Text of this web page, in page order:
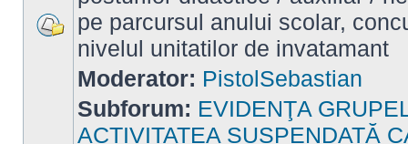
sunt
necitite
pe parcursul anului scolar,
nivelul unitatilor de invatamant
Moderator: PistolSebastian
Subforum: EVIDENŢA
ACTIVITATEA SUSPENDATĂ